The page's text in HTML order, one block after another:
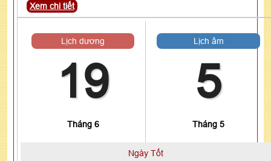
Xem chi tiết
Lịch dương
19
Tháng 6
Lịch âm
5
Tháng 5
Ngày Tốt